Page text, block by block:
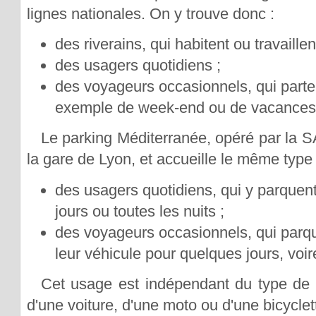
lignes nationales. On y trouve donc :
des riverains, qui habitent ou
des usagers quotidiens ;
des voyageurs occasionnels, qui
exemple de week-end ou de
Le parking Méditerranée, opéré par la
la gare de Lyon, et accueille le même
des usagers quotidiens, qui y
jours ou toutes les nuits ;
des voyageurs occasionnels, qui
leur véhicule pour quelques jours,
Cet usage est indépendant du type
d'une voiture, d'une moto ou d'une